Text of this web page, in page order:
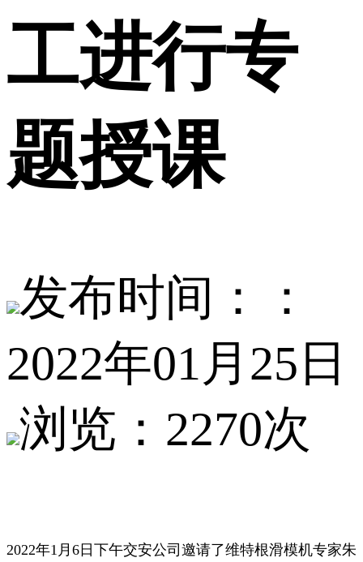
工进行专
题授课
发布时间：：
2022年01月25日
浏览：2270次
2022年1月6日下午交安公司邀请了维特根滑模机专家朱